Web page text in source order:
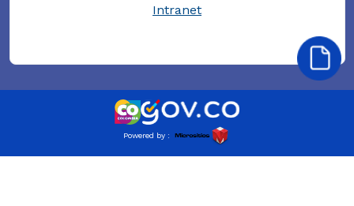
Intranet
Powered by :